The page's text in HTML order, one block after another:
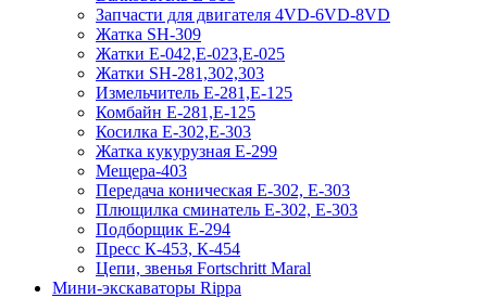
Запчасти для двигателя 4VD-6VD-8VD
Жатка SH-309
Жатки Е-042,Е-023,Е-025
Жатки SH-281,302,303
Измельчитель Е-281,Е-125
Комбайн Е-281,Е-125
Косилка Е-302,Е-303
Жатка кукурузная Е-299
Мещера-403
Передача коническая Е-302, Е-303
Плющилка сминатель Е-302, Е-303
Подборщик Е-294
Пресс К-453, К-454
Цепи, звенья Fortschritt Maral
Мини-экскаваторы Rippa